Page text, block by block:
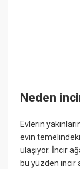
Neden
Evlerin
evin
ulaşıyor. İncir
bu yüzden incir